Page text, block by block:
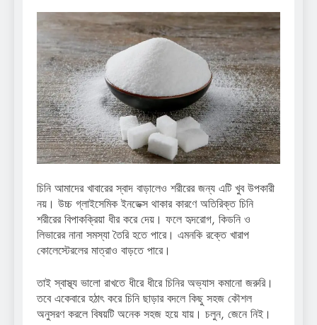
চিনি আমাদের খাবারের স্বাদ বাড়ালেও শরীরের জন্য এটি খুব উপকারী
নয়। উচ্চ গ্লাইসেমিক ইনডেক্স থাকার কারণে অতিরিক্ত চিনি
শরীরের বিপাকক্রিয়া ধীর করে দেয়। ফলে হৃদরোগ, কিডনি ও
লিভারের নানা সমস্যা তৈরি হতে পারে। এমনকি রক্তে খারাপ
কোলেস্টেরলের মাত্রাও বাড়তে পারে।
তাই স্বাস্থ্য ভালো রাখতে ধীরে ধীরে চিনির অভ্যাস কমানো জরুরি।
তবে একেবারে হঠাৎ করে চিনি ছাড়ার বদলে কিছু সহজ কৌশল
অনুসরণ করলে বিষয়টি অনেক সহজ হয়ে যায়। চলুন, জেনে নিই।